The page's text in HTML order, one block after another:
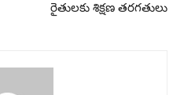
రైతులకు శిక్షణ తరగతులు